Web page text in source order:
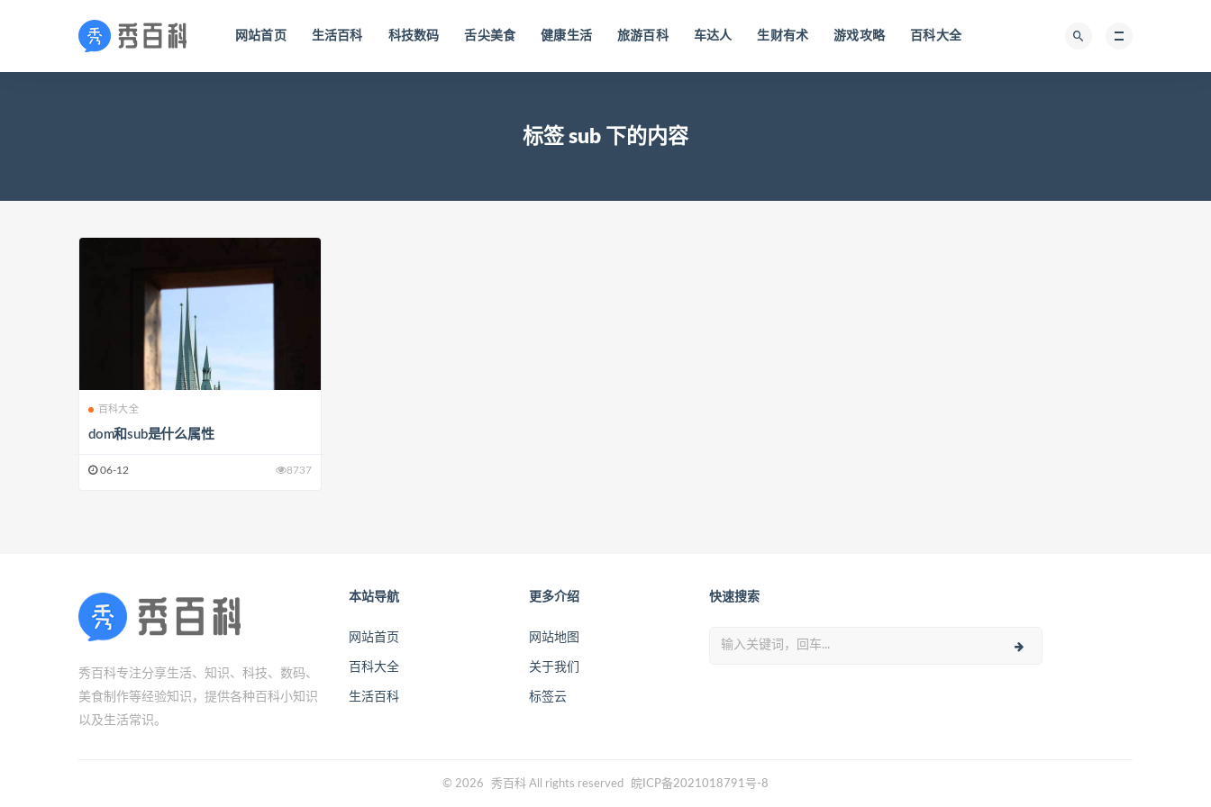
网站首页 生活百科 科技数码 舌尖美食 健康生活 旅游百科 车达人 生财有术 游戏攻略 百科大全
标签 sub 下的内容
百科大全
dom和sub是什么属性
06-12 8737
秀百科专注分享生活、知识、科技、数码、
美食制作等经验知识，提供各种百科小知识
以及生活常识。
本站导航
网站首页
百科大全
生活百科
更多介绍
网站地图
关于我们
标签云
快速搜索
© 2026 秀百科 All rights reserved 皖ICP备2021018791号-8